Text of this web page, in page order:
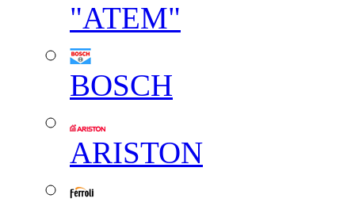
"АТЕМ"
BOSCH
ARISTON